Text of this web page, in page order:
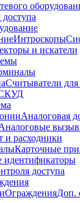
Интроскопы
и искатели
Считыватели
Аналоговая
и расходники
Карточные
идентификаторы
доступа
ОгражденияДоп.